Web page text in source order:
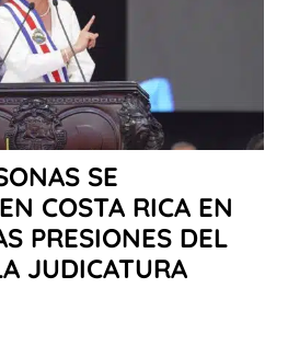
SE
COSTA RICA EN
PRESIONES DEL
JUDICATURA